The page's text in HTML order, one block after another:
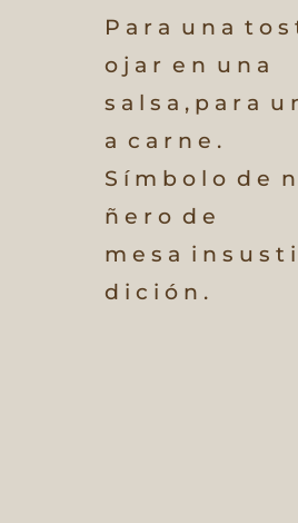
P a r a u n a t o s
o j a r e n u n a
s a l s a , p a r a u
a c a r n e .
S í m b o l o d e
ñ e r o d e
m e s a i n s u s t
d i c i ó n .